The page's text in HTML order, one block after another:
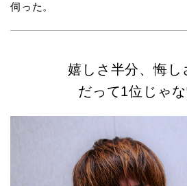
伺った。
嬉しさ半分、悔し
だって1位じゃ